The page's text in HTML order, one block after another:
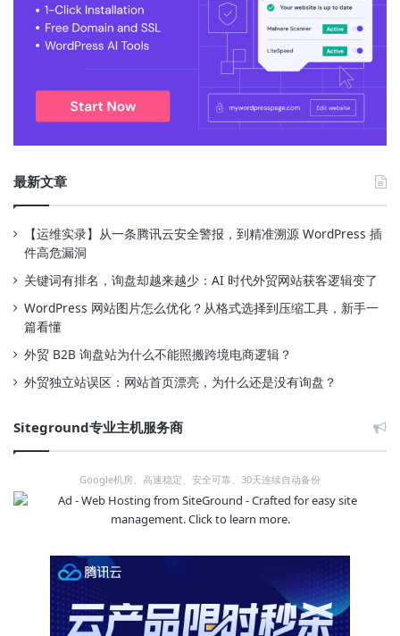
最新文章
【运维实录】从一条腾讯云安全警报，到精准溯源 WordPress 插
件高危漏洞
关键词有排名，询盘却越来越少：AI 时代外贸网站获客逻辑变了
WordPress 网站图片怎么优化？从格式选择到压缩工具，新手一
篇看懂
外贸 B2B 询盘站为什么不能照搬跨境电商逻辑？
外贸独立站误区：网站首页漂亮，为什么还是没有询盘？
Siteground专业主机服务商
Google机房、高速稳定、安全可靠、30天连续自动备份